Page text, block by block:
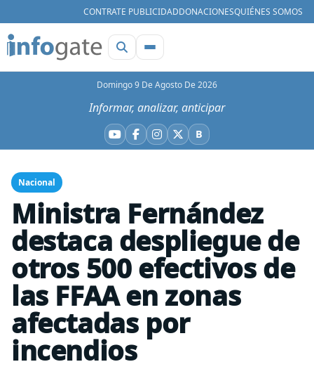
CONTRATE PUBLICIDADDONACIONESQUIÉNES SOMOS
Domingo 9 De Agosto De 2026
Informar, analizar, anticipar
YouTube
Facebook
Instagram
X BBluesky
Nacional
Ministra Fernández
destaca despliegue de
otros 500 efectivos de
las FFAA en zonas
afectadas por
incendios